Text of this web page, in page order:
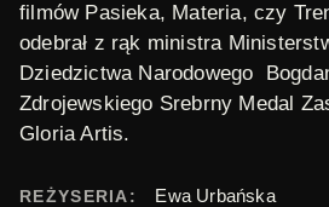
filmów Pasieka, Materia, czy
odebrał z rąk ministra
Dziedzictwa Narodowego
Zdrojewskiego Srebrny Medal
Gloria Artis.
REŻYSERIA: Ewa Urbańska